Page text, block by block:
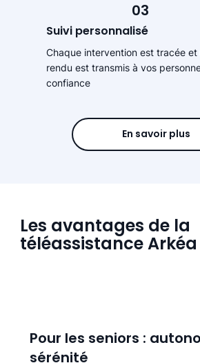
Les avantages de la
téléassistance
Pour les seniors :
sérénité
03
Suivi personnalisé
Chaque intervention est tracée
rendu est transmis à vos
confiance
En savoir plus